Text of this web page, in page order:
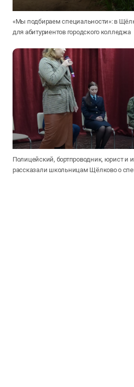
«Мы подбираем специальности»: в
для абитуриентов городского колледжа
Полицейский, бортпроводник, юрист и
рассказали школьницам Щёлково о